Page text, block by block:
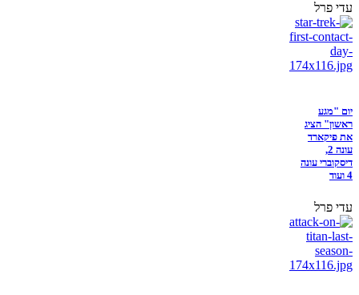
עדי פרל
יום "מגע
ראשון" הציג
את פיקארד
עונה 2,
דיסקוברי עונה
4 ועוד
עדי פרל